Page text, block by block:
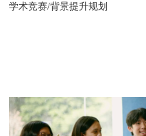
学术竞赛/背景提升规划